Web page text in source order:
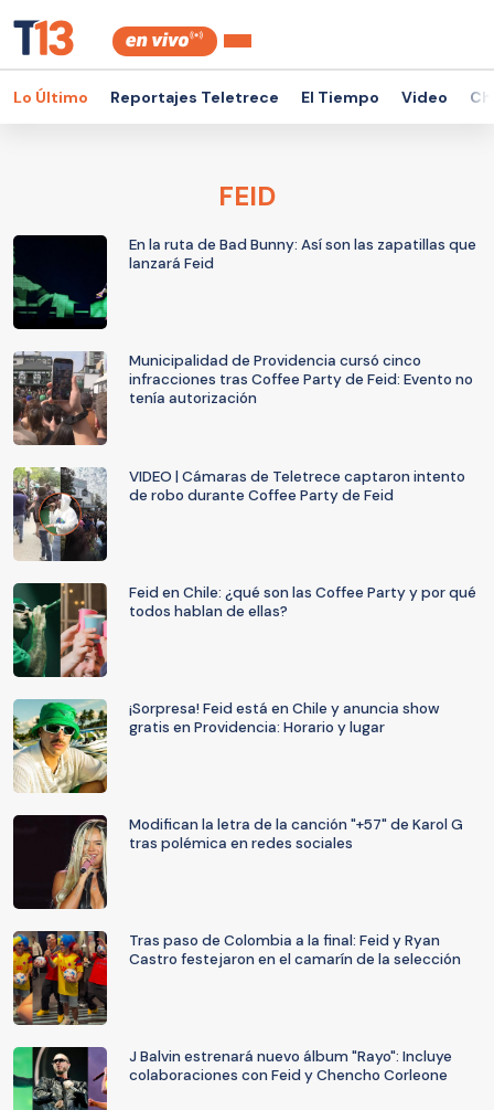
Lo Último Reportajes Teletrece El Tiempo Video
FEID
En la ruta de Bad Bunny: Así son las zapatillas que
lanzará Feid
Municipalidad de Providencia cursó cinco
infracciones tras Coffee Party de Feid: Evento no
tenía autorización
VIDEO | Cámaras de Teletrece captaron intento
de robo durante Coffee Party de Feid
Feid en Chile: ¿qué son las Coffee Party y por qué
todos hablan de ellas?
¡Sorpresa! Feid está en Chile y anuncia show
gratis en Providencia: Horario y lugar
Modifican la letra de la canción "+57" de Karol G
tras polémica en redes sociales
Tras paso de Colombia a la final: Feid y Ryan
Castro festejaron en el camarín de la selección
J Balvin estrenará nuevo álbum "Rayo": Incluye
colaboraciones con Feid y Chencho Corleone